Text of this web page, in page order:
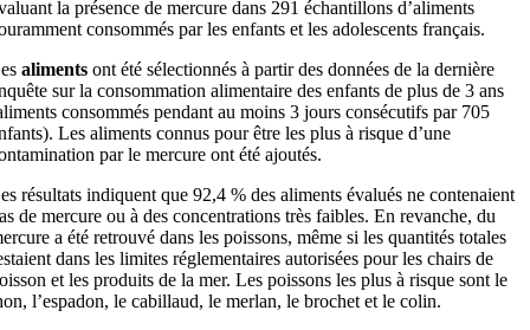
la présence de mercure dans 291 échantillons d’aliments
consommés par les enfants et les adolescents français.
alimentsont été sélectionnés à partir des données de la dernière
sur la consommation alimentaire des enfants de plus de 3 ans
consommés pendant au moins 3 jours consécutifs par 705
Les aliments connus pour être les plus à risque d’une
par le mercure ont été ajoutés.
résultats indiquent que 92,4 % des aliments évalués ne contenaient
de mercure ou à des concentrations très faibles. En revanche, du
a été retrouvé dans les poissons, même si les quantités totales
dans les limites réglementaires autorisées pour les chairs de
et les produits de la mer. Les poissons les plus à risque sont le
l’espadon, le cabillaud, le merlan, le brochet et le colin.